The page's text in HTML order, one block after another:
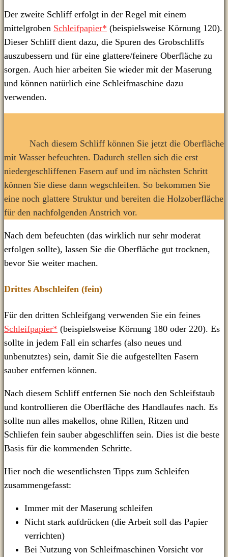
Der zweite Schliff erfolgt in der Regel mit einem
mittelgroben Schleifpapier* (beispielsweise Körnung 120).
Dieser Schliff dient dazu, die Spuren des Grobschliffs
auszubessern und für eine glattere/feinere Oberfläche zu
sorgen. Auch hier arbeiten Sie wieder mit der Maserung
und können natürlich eine Schleifmaschine dazu
verwenden.
Nach diesem Schliff können Sie jetzt die Oberfläche
mit Wasser befeuchten. Dadurch stellen sich die erst
niedergeschliffenen Fasern auf und im nächsten Schritt
können Sie diese dann wegschleifen. So bekommen Sie
eine noch glattere Struktur und bereiten die Holzoberfläche
für den nachfolgenden Anstrich vor.
Nach dem befeuchten (das wirklich nur sehr moderat
erfolgen sollte), lassen Sie die Oberfläche gut trocknen,
bevor Sie weiter machen.
Drittes Abschleifen (fein)
Für den dritten Schleifgang verwenden Sie ein feines
Schleifpapier* (beispielsweise Körnung 180 oder 220). Es
sollte in jedem Fall ein scharfes (also neues und
unbenutztes) sein, damit Sie die aufgestellten Fasern
sauber entfernen können.
Nach diesem Schliff entfernen Sie noch den Schleifstaub
und kontrollieren die Oberfläche des Handlaufes nach. Es
sollte nun alles makellos, ohne Rillen, Ritzen und
Schliefen fein sauber abgeschliffen sein. Dies ist die beste
Basis für die kommenden Schritte.
Hier noch die wesentlichsten Tipps zum Schleifen
zusammengefasst:
Immer mit der Maserung schleifen
Nicht stark aufdrücken (die Arbeit soll das Papier
verrichten)
Bei Nutzung von Schleifmaschinen Vorsicht vor